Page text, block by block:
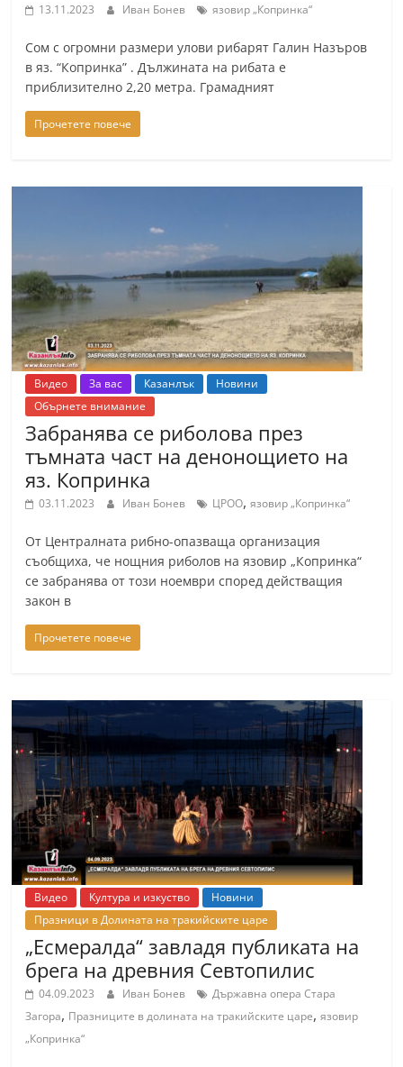
13.11.2023 Иван Бонев язовир „Копринка“
Сом с огромни размери улови рибарят Галин Назъров
в яз. “Копринка” . Дължината на рибата е
приблизително 2,20 метра. Грамадният
Прочетете повече
Видео За вас Казанлък
Новини
Обърнете внимание
Забранява се риболова през
тъмната част на денонощието на
яз. Копринка
03.11.2023 Иван Бонев ЦРОО,язовир „Копринка“
От Централната рибно-опазваща организация
съобщиха, че нощния риболов на язовир „Копринка“
се забранява от този ноември според действащия
закон в
Прочетете повече
Видео Култура и изкуство
Новини
Празници в Долината на тракийските царе
„Есмералда“ завладя публиката на
брега на древния Севтопилис
04.09.2023 Иван Бонев
Държавна опера Стара
Загора, Празниците в долината на тракийските царе,язовир
„Копринка“